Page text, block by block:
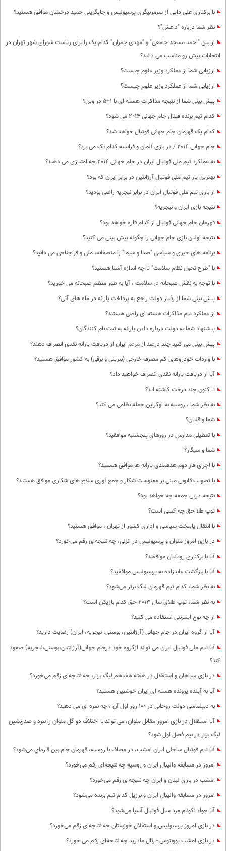
با برکناری علی دایی از سرمربیگری پرسپولیس و جایگزینی حمید درخشان موافق هستید؟
نظر شما درباره "داعش"؟
از بین "احمد مسجد جامعی" و "مهدی چمران" کدام یک را برای ریاست شورای شهر تهران در
انتخابات پیش رو مناسب می دانید؟
ارزیابی شما از عملکرد وزیر علوم چیست؟
ارزیابی شما از عملکرد وزیر علوم چیست؟
پیش بینی شما از نتیجه مذاکرات هسته ای با 1+5 در وین؟
کدام تیم برنده فینال جام جهانی 2014 می شود؟
کدام یک قهرمان جام جهانی فوتبال خواهد شد؟
جام جهانی 2014 / در بازی آلمان و فرانسه کدام یک می برد؟
به عملکرد تیم ملی فوتبال ایران در جام جهانی 2014 چه امتیازی می دهید؟
بهترین یار تیم ملی فوتبال آرژانتین در برابر ایران که بود؟
از بازی تیم ملی فوتبال ایران در برابر نیجریه راضی بودید؟
نتیجه بازی ایران و نیجریه؟
قهرمان جام جهانی فوتبال از کدام قاره خواهد بود؟
نتیجه اولین بازی جام جهانی را چگونه پیش بینی می کنید؟
برنامه های خبری و سیاسی "صدا و سیما" را منصفانه، ملی و فراجناحی می دانید؟
با "طرح تحول نظام سلامت"‌ تا چه اندازه آشنا هستید؟
با توجه به نقش صبحانه در سلامت ، آیا به طور منظم صبحانه می خورید؟
پیش بینی شما از رفتار دولت راجع به پرداخت یارانه در ماه های آتی؟
از عملکرد تیم مذاکرات هسته ای راضی هستید؟
پیشنهاد شما به دولت درباره دادن یارانه به ثبت نام کنندگان؟
پیش بینی می کنید چند درصد از مردم ایران از دریافت یارانه نقدی انصراف دهند؟
با واردات خودروهای کم مصرف خارجی (بنزینی و برقی) به کشور موافق هستید؟
آیا از دریافت یارانه نقدی انصراف خواهید داد؟
تا کنون چند درخت کاشته اید؟
به نظر شما ، روسیه به اوکراین حمله نظامی می کند؟
شما و قلیان؟
با تعطیلی مدارس در روزهای پنجشنبه موافقید؟
شما و سیگار؟
با اجرای فاز دوم هدفمندی یارانه ها موافق هستید؟
با تصویب قانونی مبنی بر ممنوعیت شکار و جمع آوری سلاح های شکاری موافق هستید؟
نتیجه دربی جمعه چه خواهد بود؟
توپ طلا حق چه کسی است؟
با انتقال پایتخت سیاسی و اداری کشور از تهران ، موافق هستید؟
در بازی امروز ملوان و پرسپولیس در انزلی، چه نتیجه‌ای رقم می‌خورد؟
آیا با برکناری رویانیان موافقید؟
آیا با بازگشت عابدزاده به پرسپولیس موافقید؟
به نظر شما، کدام تیم قهرمان لیگ برتر می‌شود؟
به نظر شما، توپ طلای سال 2013 حق کدام بازیکن است؟
از چه نوع اینترنتی استفاده می کنید؟
آیا از گروه ایران در جام جهانی (آرژانتین، بوسنی، نیجریه، ایران) رضایت دارید؟
آیا تیم ملی فوتبال ایران می تواند ازگروه خود درجام جهانی(آرژانتین،بوسنی،نیجریه) صعود
کند؟
در بازی سپاهان و استقلال در هفته هفدهم لیگ برتر، چه نتیجه‌ای رقم می‌خورد؟
آیا به آینده پرونده هسته ای ایران خوشبین هستید؟
به دیپلماسی دولت روحانی در 100 روز اول آن ، چه نمره ای می دهید؟
آیا استقلال در بازی امروز مقابل ملوان، می تواند با اختلاف دو گل ملوان را ببرد و صدرنشین
لیگ برتر در نیم فصل اول شود؟
آیا تیم فوتبال ساحلی ایران امشب، در مصاف با روسیه، قهرمان جام بین قاره‌اي می‌شود؟
امروز در مسابقه والیبال ایران و روسیه چه نتیجه‌ای رقم می‌خورد؟
امشب در بازی لبنان و ایران چه نتیجه‌ای رقم می‌خورد؟
امروز در مسابقه والیبال ایران و برزیل کدام تیم برنده می‌شود؟
آیا جواد نکونام مرد سال فوتبال آسیا می‌شود؟
در بازی امروز پرسپولیس و استقلال خوزستان چه نتیجه‌ای رقم می‌خورد؟
در بازی امشب یوونتوس - رئال مادرید چه نتیجه‌ای رقم می خورد؟